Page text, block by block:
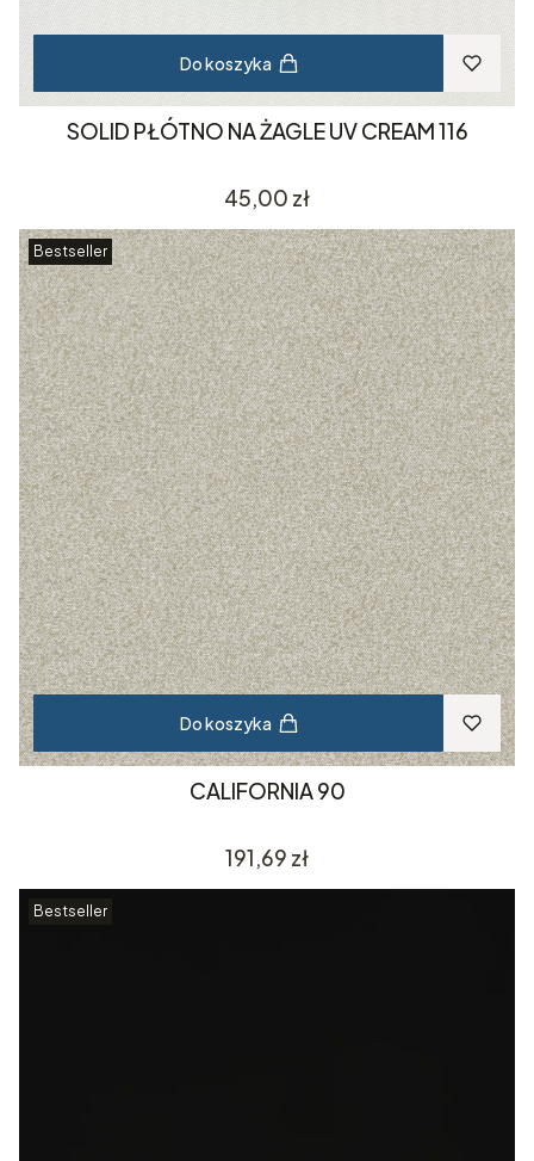
Do koszyka
SOLID PŁÓTNO NA ŻAGLE UV CREAM 116
Cena
45,00 zł
Bestseller
Do koszyka
CALIFORNIA 90
Cena
191,69 zł
Bestseller